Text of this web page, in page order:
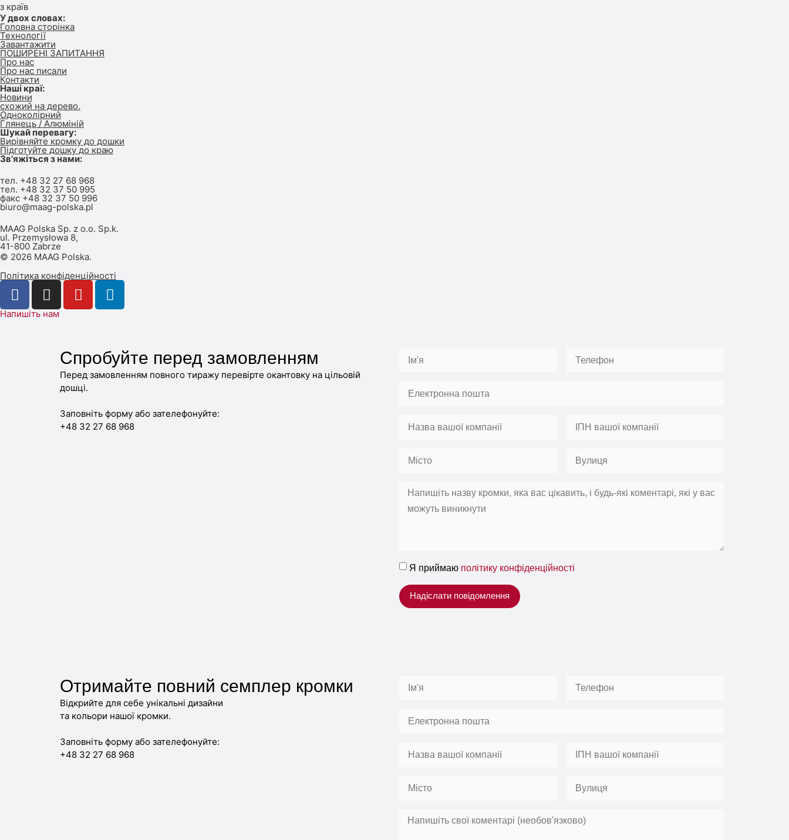
з країв
У двох словах:
Головна сторінка
Технології
Завантажити
ПОШИРЕНІ ЗАПИТАННЯ
Про нас
Про нас писали
Контакти
Наші краї:
Новини
схожий на дерево.
Одноколірний
Глянець / Алюміній
Шукай перевагу:
Вирівняйте кромку до дошки
Підготуйте дошку до краю
Зв'яжіться з нами:
тел. +48 32 27 68 968
тел. +48 32 37 50 995
факс +48 32 37 50 996
biuro@maag-polska.pl
MAAG Polska Sp. z o.o. Sp.k.
ul. Przemysłowa 8,
41-800 Zabrze
© 2026 MAAG Polska.
Політика конфіденційності
Напишіть нам
Спробуйте перед замовленням
Перед замовленням повного тиражу перевірте окантовку на цільовій
дошці.
Заповніть форму або зателефонуйте:
+48 32 27 68 968
Я приймаю політику конфіденційності
Надіслати повідомлення
Отримайте повний семплер кромки
Відкрийте для себе унікальні дизайни
та кольори нашої кромки.
Заповніть форму або зателефонуйте:
+48 32 27 68 968